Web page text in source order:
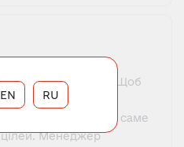
прайс-лист. Щоб
зв'язатися з нашим
пояснити, що саме
цілей. Менеджер
RU
EN